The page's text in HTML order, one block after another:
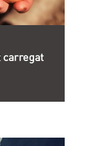
carregat